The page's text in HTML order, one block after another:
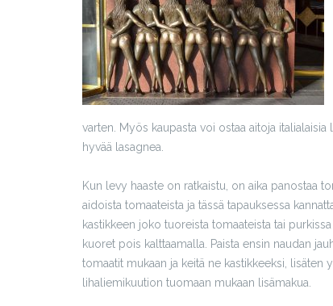
varten. Myös kaupasta voi ostaa aitoja
hyvää lasagnea.
Kun levy haaste on ratkaistu, on aika panostaa
aidoista tomaateista ja tässä tapauksessa
kastikkeen joko tuoreista tomaateista tai
kuoret pois kalttaamalla. Paista ensin naudan
tomaatit mukaan ja keitä ne kastikkeeksi, lisäten
lihaliemikuution tuomaan mukaan lisämakua.